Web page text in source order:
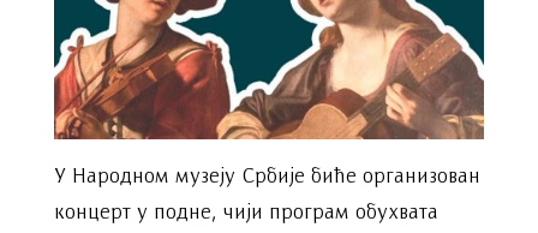
У Народном музеју Србије биће организован
концерт у подне, чији програм обухвата